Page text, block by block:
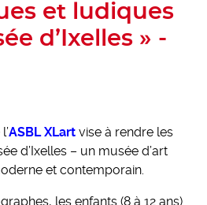
et ludiques
d’Ixelles » -
ASBL XLart vise à rendre les
d’Ixelles – un musée d’art
et contemporain.
les enfants (8 à 12 ans)